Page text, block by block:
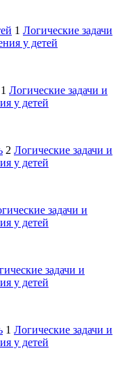
1 Логические задачи
у детей
1 Логические задачи и
у детей
2 Логические задачи и
у детей
задачи и
у детей
задачи и
у детей
1 Логические задачи и
у детей